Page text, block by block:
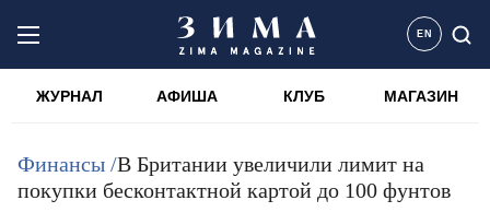
EN
ЖУРНАЛ АФИША КЛУБ МАГАЗИН
Финансы /В Британии увеличили лимит на
покупки бесконтактной картой до 100 фунтов